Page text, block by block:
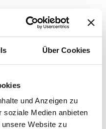
Über Cookies
und Anzeigen zu
soziale Medien anbieten
Website zu